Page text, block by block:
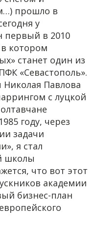
прошло в
у
первый в 2010
котором
станет один из
«Севастополь».
Павлова
с луцкой
году, через
задачи
я стал
школы
что вот этот
академии
бизнес-план